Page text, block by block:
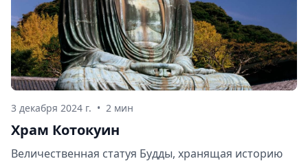
3 декабря 2024 г. • 2 мин
Храм Котокуин
Величественная статуя Будды, хранящая историю